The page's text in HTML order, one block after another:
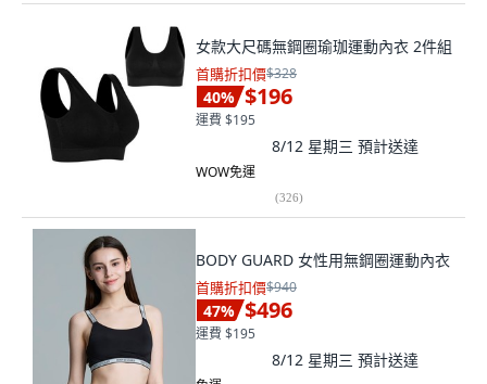
女款大尺碼無鋼圈瑜珈運動內衣 2件組
首購折扣價$328
40% $196
運費 $195
8/12 星期三 預計送達
WOW免運
(326)
BODY GUARD 女性用無鋼圈運動內衣
首購折扣價$940
47% $496
運費 $195
8/12 星期三 預計送達